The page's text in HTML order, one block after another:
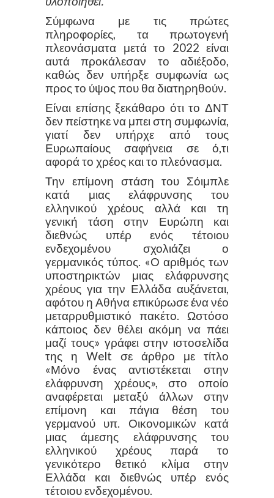
Σύμφωνα με τις πρώτες
πληροφορίες, τα πρωτογενή
πλεονάσματα μετά το 2022 είναι
αυτά προκάλεσαν το αδιέξοδο,
καθώς δεν υπήρξε συμφωνία ως
προς το ύψος που θα διατηρηθούν.
Είναι επίσης ξεκάθαρο ότι το ΔΝΤ
δεν πείστηκε να μπει στη συμφωνία,
γιατί δεν υπήρχε από τους
Ευρωπαίους σαφήνεια σε ό,τι
αφορά το χρέος και το πλεόνασμα.
Την επίμονη στάση του Σόιμπλε
κατά μιας ελάφρυνσης του
ελληνικού χρέους αλλά και τη
γενική τάση στην Ευρώπη και
διεθνώς υπέρ ενός τέτοιου
ενδεχομένου σχολιάζει ο
γερμανικός τύπος. «Ο αριθμός των
υποστηρικτών μιας ελάφρυνσης
χρέους για την Ελλάδα αυξάνεται,
αφότου η Αθήνα επικύρωσε ένα νέο
μεταρρυθμιστικό πακέτο. Ωστόσο
κάποιος δεν θέλει ακόμη να πάει
μαζί τους» γράφει στην ιστοσελίδα
της η Welt σε άρθρο με τίτλο
«Μόνο ένας αντιστέκεται στην
ελάφρυνση χρέους», στο οποίο
αναφέρεται μεταξύ άλλων στην
επίμονη και πάγια θέση του
γερμανού υπ. Οικονομικών κατά
μιας άμεσης ελάφρυνσης του
ελληνικού χρέους παρά το
γενικότερο θετικό κλίμα στην
Ελλάδα και διεθνώς υπέρ ενός
τέτοιου ενδεχομένου.